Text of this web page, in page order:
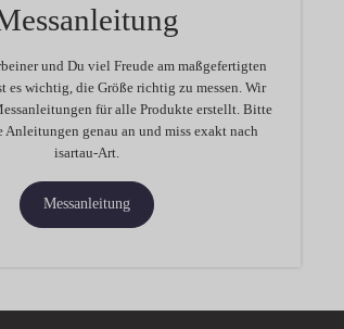
und Du viel Freude am maßgefertigten
es wichtig, die Größe richtig zu messen. Wir
für alle Produkte erstellt. Bitte
Anleitungen genau an und miss exakt nach
isartau-Art.
Messanleitung